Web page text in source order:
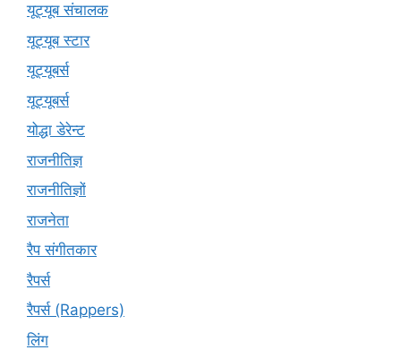
यूट्यूब संचालक
यूट्यूब स्टार
यूट्‍यूबर्स
यूट्यूबर्स
योद्धा डेरेन्ट
राजनीतिज्ञ
राजनीतिज्ञों
राजनेता
रैप संगीतकार
रैपर्स
रैपर्स (Rappers)
लिंग